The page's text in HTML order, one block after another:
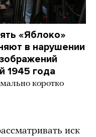
«Яблоко»
в нарушении
1945 года
коротко
иск